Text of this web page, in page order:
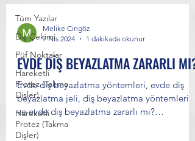
Tüm Yazılar
Diş Çekimi
Püf Noktalar
Hareketli
Protez (Takma
Dişler)
Hareketli
Protez (Takma
Dişler)
Melike Cingöz
7 Nis 2024
1 dakikada okunur
EVDE DİŞ BEYAZLATMA ZARARLI MI?
Evde diş beyazlatma yöntemleri, evde diş
beyazlatma jeli, diş beyazlatma yöntemleri
ve evde diş beyazlatma zararlı mı?
Diyorsanız, bu...